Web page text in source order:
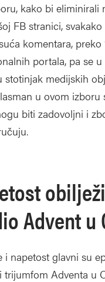
kako bi
FB stranici,
komentara,
portala, pa se
medijskih
u ovom
biti zadovoljni i
Advent u
i napetost glavni su
Adventa u